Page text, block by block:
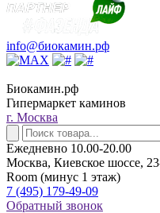
info@биокамин.рф
Биокамин.рф
Гипермаркет каминов
г. Москва
Ежедневно 10.00-20.00
Москва, Киевское шоссе,
Room (минус 1 этаж)
7 (495) 179-49-09
Обратный звонок